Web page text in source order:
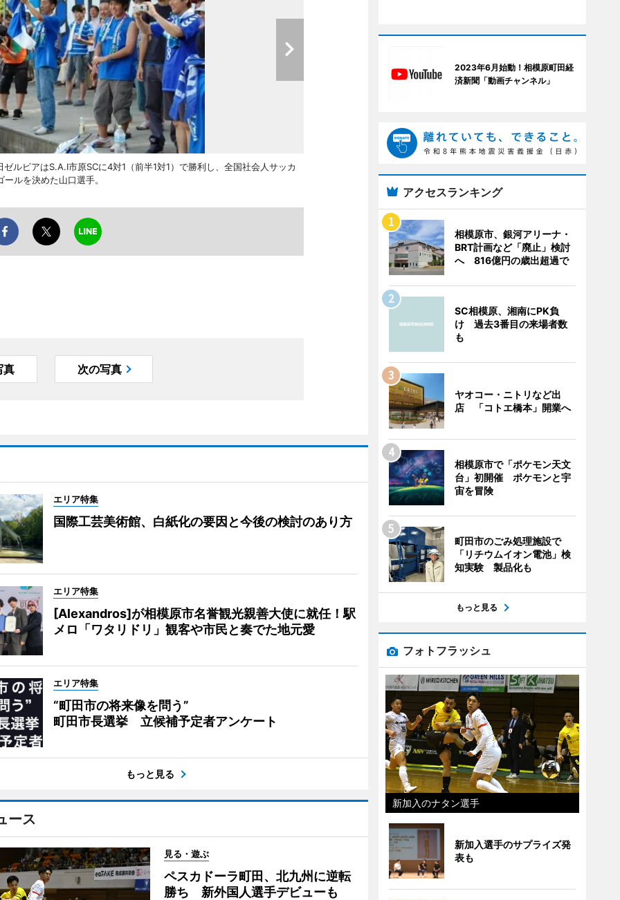
ルビアはS.A.I市原SCに4対1（前半1対1）で勝利し、全国社会人サッカ
ルを決めた山口選手。
真 次の写真
エリア特集
国際工芸美術館、白紙化の要因と今後の検討のあり方
エリア特集
[Alexandros]が相模原市名誉観光親善大使に就任！駅
メロ「ワタリドリ」観客や市民と奏でた地元愛
エリア特集
“町田市の将来像を問う”
町田市長選挙 立候補予定者アンケート
もっと見る
ース
見る・遊ぶ
ペスカドーラ町田、北九州に逆転
勝ち 新外国人選手デビューも
2023年6月始動！相模原町田経
済新聞「動画チャンネル」
アクセスランキング
相模原市、銀河アリーナ・
BRT計画など「廃止」検討
へ 816億円の歳出超過で
SC相模原、湘南にPK負
け 過去3番目の来場者数
も
ヤオコー・ニトリなど出
店 「コトエ橋本」開業へ
相模原市で「ポケモン天文
台」初開催 ポケモンと宇
宙を冒険
町田市のごみ処理施設で
「リチウムイオン電池」検
知実験 製品化も
もっと見る
フォトフラッシュ
新加入のナタン選手
新加入選手のサプライズ発
表も